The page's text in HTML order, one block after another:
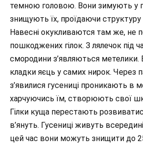
темною головою. Вони зимують у
знищують їх, проїдаючи структуру
Навесні окукливаются там же, не
пошкоджених гілок. З лялечок під
смородини з’являються метелики.
кладки яєць у самих нирок. Через
з’явилися гусениці проникають в
харчуючись їм, створюють свої
Гілки куща перестають
в’януть. Гусениці живуть
цей час вони можуть знищити до